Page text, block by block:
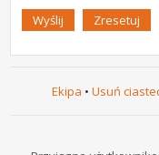
Ekipa • Usuń